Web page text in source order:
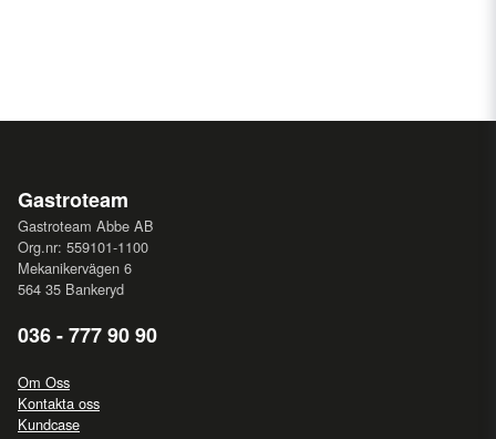
Gastroteam
Gastroteam Abbe AB
Org.nr: 559101-1100
Mekanikervägen 6
564 35 Bankeryd
036 - 777 90 90
Om Oss
Kontakta oss
Kundcase